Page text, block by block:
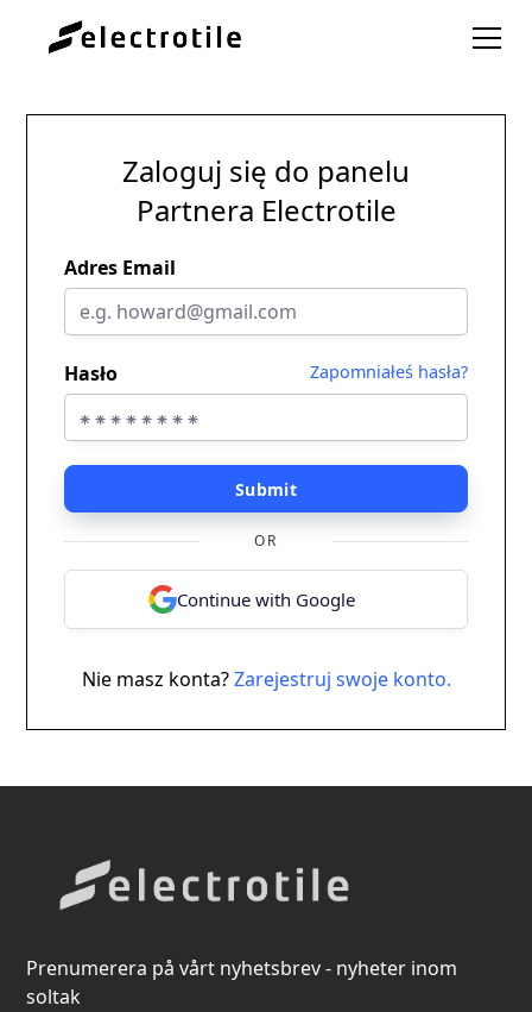
Zaloguj się do panelu
Partnera Electrotile
Adres Email
Hasło Zapomniałeś hasła?
OR
Continue with Google
Nie masz konta?Zarejestruj swoje konto.
Prenumerera på vårt nyhetsbrev - nyheter inom
soltak